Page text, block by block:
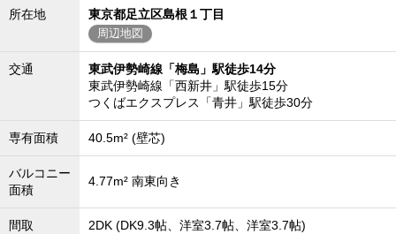
所在地 東京都足立区島根１丁目
周辺地図
交通
東武伊勢崎線「梅島」駅徒歩14分
東武伊勢崎線「西新井」駅徒歩15分
つくばエクスプレス「青井」駅徒歩30分
専有面積 40.5m² (壁芯)
バルコニー
面積
4.77m² 南東向き
間取 2DK (DK9.3帖、洋室3.7帖、洋室3.7帖)
神奈川全域エリアの中古一戸建
神奈川全域エリアのマンション
神奈川全域エリアの土地
沖縄全域エリア
沖縄全域エリアの新築一戸建
沖縄全域エリアの中古一戸建
沖縄全域エリアのマンション
沖縄全域エリアの土地
お客様の声